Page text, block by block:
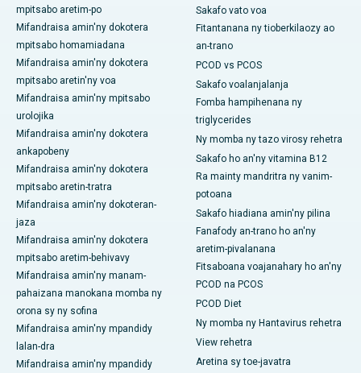
mpitsabo aretim-po
Mifandraisa amin'ny dokotera
mpitsabo homamiadana
Mifandraisa amin'ny dokotera
mpitsabo aretin'ny voa
Mifandraisa amin'ny mpitsabo
urolojika
Mifandraisa amin'ny dokotera
ankapobeny
Mifandraisa amin'ny dokotera
mpitsabo aretin-tratra
Mifandraisa amin'ny dokoteran-
jaza
Mifandraisa amin'ny dokotera
mpitsabo aretim-behivavy
Mifandraisa amin'ny manam-
pahaizana manokana momba ny
orona sy ny sofina
Mifandraisa amin'ny mpandidy
lalan-dra
Mifandraisa amin'ny mpandidy
Sakafo vato voa
Fitantanana ny tioberkilaozy ao
an-trano
PCOD vs PCOS
Sakafo voalanjalanja
Fomba hampihenana ny
triglycerides
Ny momba ny tazo virosy rehetra
Sakafo ho an'ny vitamina B12
Ra mainty mandritra ny vanim-
potoana
Sakafo hiadiana amin'ny pilina
Fanafody an-trano ho an'ny
aretim-pivalanana
Fitsaboana voajanahary ho an'ny
PCOD na PCOS
PCOD Diet
Ny momba ny Hantavirus rehetra
View rehetra
Aretina sy toe-javatra